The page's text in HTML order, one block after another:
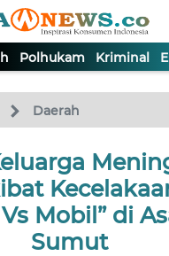
Polhukam Kriminal
Daerah
Mobil” di
Sumut